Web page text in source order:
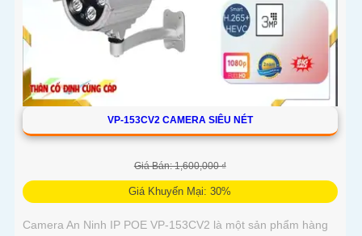
VP-153CV2 CAMERA SIÊU NÉT
Giá Bán: 1,600,000 ₫
Giá Khuyến Mại: 30%
Camera An Ninh IP POE VP-153CV2 là một sản phẩm hàng